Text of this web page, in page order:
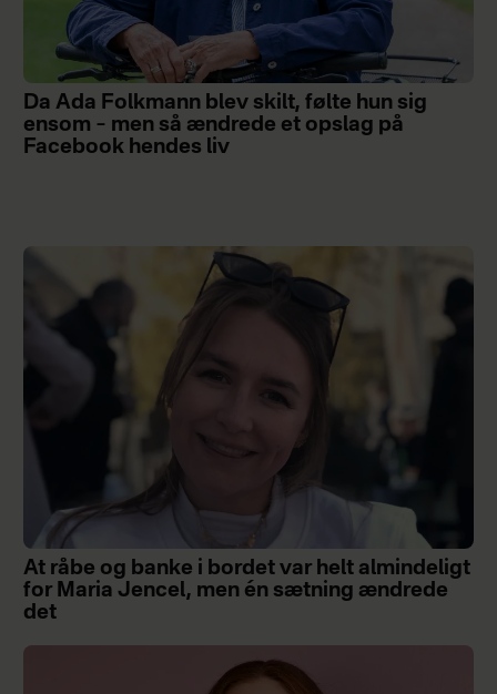
Da Ada Folkmann blev skilt, følte hun sig
ensom – men så ændrede et opslag på
Facebook hendes liv
At råbe og banke i bordet var helt almindeligt
for Maria Jencel, men én sætning ændrede
det